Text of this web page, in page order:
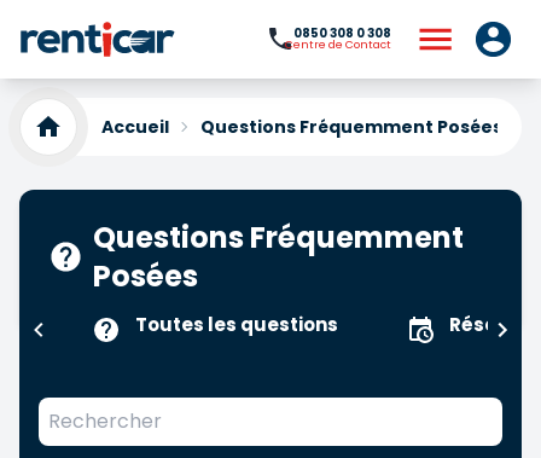
0850 308 0 308
Centre de Contact
Accueil Questions Fréquemment Posées
Questions Fréquemment
Posées
Toutes les questions